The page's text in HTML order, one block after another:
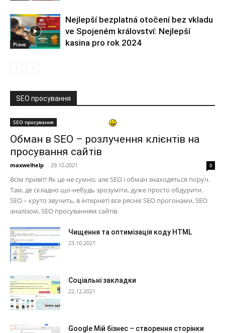
Різне
Nejlepší bezplatná otočení bez vkladu
ve Spojeném království: Nejlepší
kasina pro rok 2024
SEO просування
SEO просування
Обман в SEO – розлучення клієнтів на
просування сайтів
maxwelhelp - 29.10.2021 0
Всім привіт! Як це не сумно, але SEO і обман знаходяться поруч.
Там, де складно що-небудь зрозуміти, дуже просто обдурити.
SEO – круто звучить, в інтернеті все рясніє SEO прогонами, SEO
аналізом, SEO просуванням сайтів.
Чищення та оптимізація коду HTML
23.10.2021
Соціальні закладки
22.12.2021
Google Мій бізнес – створення сторінки